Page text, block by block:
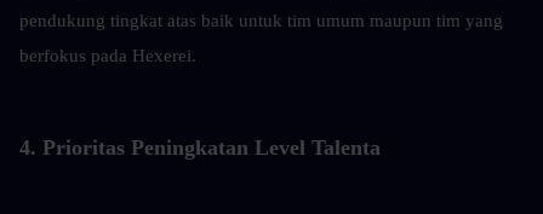
pendukung tingkat atas baik untuk tim umum maupun tim yang
berfokus pada Hexerei.
4. Prioritas Peningkatan Level Talenta